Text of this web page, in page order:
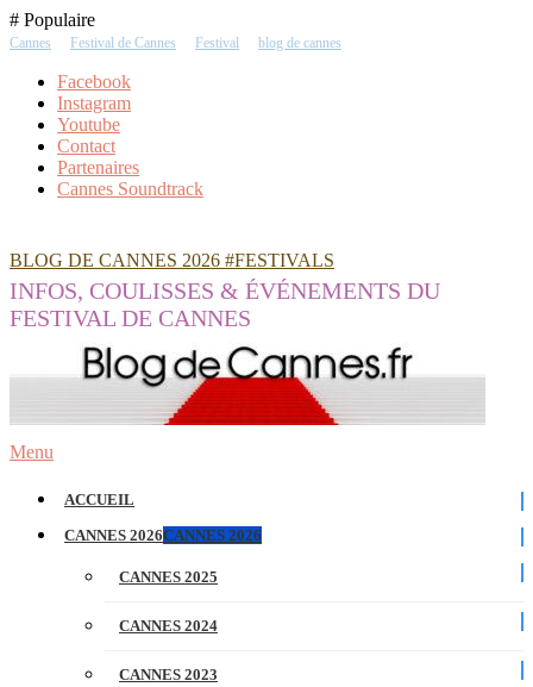
Skip
To
# Populaire
Cannes Festival de Cannes Festival blog de cannes
Facebook
Instagram
Youtube
Contact
Partenaires
Cannes Soundtrack
BLOG DE CANNES 2026 #FESTIVALS
INFOS, COULISSES & ÉVÉNEMENTS DU
FESTIVAL DE CANNES
Menu
ACCUEIL
CANNES 2026CANNES 2026
CANNES 2025
CANNES 2024
CANNES 2023